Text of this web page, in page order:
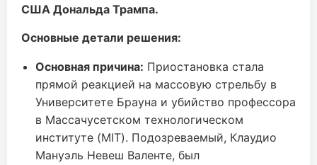
США Дональда Трампа.
Основные детали решения:
Основная причина: Приостановка стала
прямой реакцией на массовую стрельбу в
Университете Брауна и убийство профессора
в Массачусетском технологическом
институте (MIT). Подозреваемый, Клаудио
Мануэль Невеш Валенте, был